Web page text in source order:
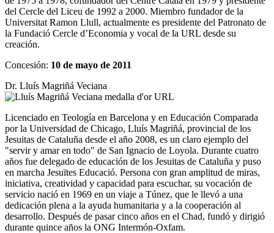
del Cercle del Liceu de 1992 a 2000. Miembro fundador de la
Universitat Ramon Llull, actualmente es presidente del Patronato de
la Fundació Cercle d’Economia y vocal de la URL desde su
creación.
Concesión: 10 de mayo de 2011
Dr. Lluís Magriñá Veciana
Licenciado en Teología en Barcelona y en Educación Comparada
por la Universidad de Chicago, Lluís Magriñá, provincial de los
Jesuitas de Cataluña desde el año 2008, es un claro ejemplo del
"servir y amar en todo" de San Ignacio de Loyola. Durante cuatro
años fue delegado de educación de los Jesuitas de Cataluña y puso
en marcha Jesuïtes Educació. Persona con gran amplitud de miras,
iniciativa, creatividad y capacidad para escuchar, su vocación de
servicio nació en 1969 en un viaje a Túnez, que le llevó a una
dedicación plena a la ayuda humanitaria y a la cooperación al
desarrollo. Después de pasar cinco años en el Chad, fundó y dirigió
durante quince años la ONG Intermón-Oxfam.